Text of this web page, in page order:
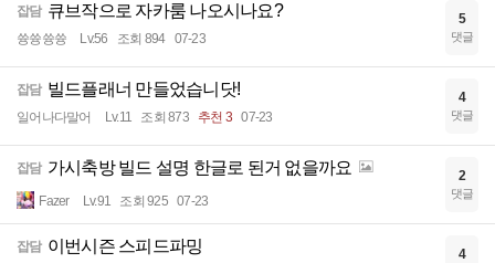
잡담 큐브작으로 자카룸 나오시나요?
쓩쓩쓩쓩 Lv.56 조회 894 07-23
5
댓글
잡담 빌드플래너 만들었습니닷!
일어나다말어 Lv.11 조회 873 추천 3 07-23
4
댓글
잡담 가시축방 빌드 설명 한글로 된거 없을까요
Fazer Lv.91 조회 925 07-23
2
댓글
잡담 이번시즌 스피드파밍 4